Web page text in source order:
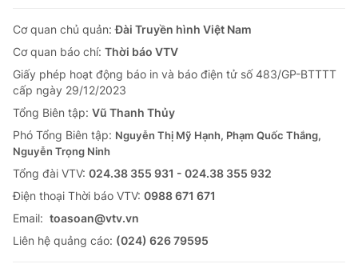
Cơ quan chủ quản:Đài Truyền hình Việt Nam
Cơ quan báo chí: Thời báo VTV
Giấy phép hoạt động báo in và báo điện tử số 483/GP-BTTTT
cấp ngày 29/12/2023
Tổng Biên tập: Vũ Thanh Thủy
Phó Tổng Biên tập: Nguyễn Thị Mỹ Hạnh, Phạm Quốc Thắng,
Nguyễn Trọng Ninh
Tổng đài VTV: 024.38 355 931 - 024.38 355 932
Ðiện thoại Thời báo VTV: 0988 671 671
Email: toasoan@vtv.vn
Liên hệ quảng cáo: (024) 626 79595